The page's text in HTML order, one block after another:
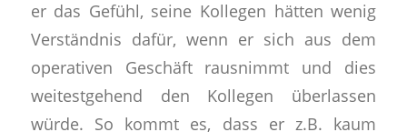
er das Gefühl, seine Kollegen hätten wenig
Verständnis dafür, wenn er sich aus dem
operativen Geschäft rausnimmt und dies
weitestgehend den Kollegen überlassen
würde. So kommt es, dass er z.B. kaum